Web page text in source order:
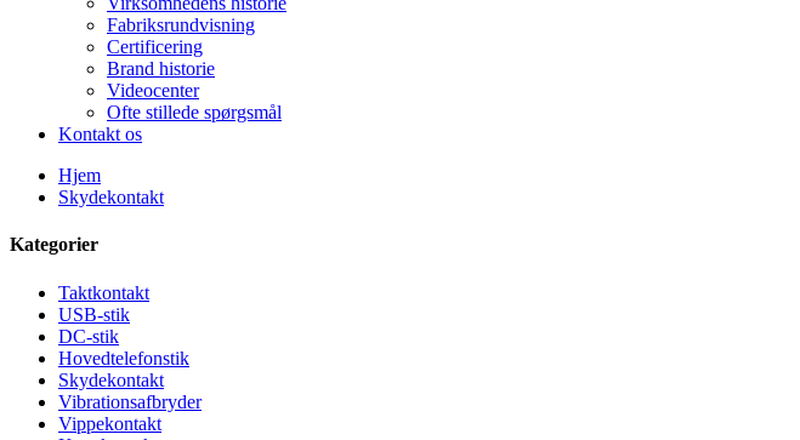
Fabriksrundvisning
Certificering
Brand historie
Videocenter
Ofte stillede spørgsmål
Kontakt os
Hjem
Skydekontakt
Kategorier
Taktkontakt
USB-stik
DC-stik
Hovedtelefonstik
Skydekontakt
Vibrationsafbryder
Vippekontakt